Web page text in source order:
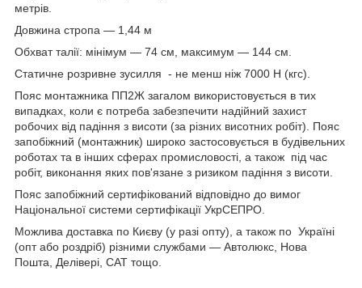
метрів.
Довжина стропа — 1,44 м
Обхват талії: мінімум — 74 см, максимум — 144 см.
Статичне розривне зусилля - не менш ніж 7000 Н (кгс).
Пояс монтажника ПП2Ж загалом використовується в тих
випадках, коли є потреба забезпечити надійний захист
робочих від падіння з висоти (за різних висотних робіт). Пояс
запобіжний (монтажник) широко застосовується в будівельних
роботах та в інших сферах промисловості, а також під час
робіт, виконання яких пов'язане з ризиком падіння з висоти.
Пояс запобіжний сертифікований відповідно до вимог
Національної системи сертифікації УкрСЕПРО.
Можлива доставка по Києву (у разі опту), а також по Україні
(опт або роздріб) різними службами — Автолюкс, Нова
Пошта, Делівері, САТ тощо.